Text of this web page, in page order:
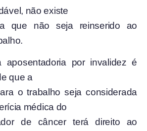
não existe
que não seja reinserido ao
aposentadoria por invalidez é
que a
o trabalho seja considerada
médica do
de câncer terá direito ao